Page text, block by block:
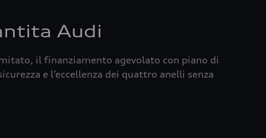
Audi
il finanziamento agevolato con piano di
e l’eccellenza dei quattro anelli senza